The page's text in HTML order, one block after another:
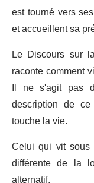
est tourné vers
et accueillent sa
Le Discours sur
raconte comment
Il ne s'agit pas
description de
touche la vie.
Celui qui vit
différente de la